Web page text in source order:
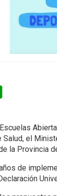
el
la Provincia
de